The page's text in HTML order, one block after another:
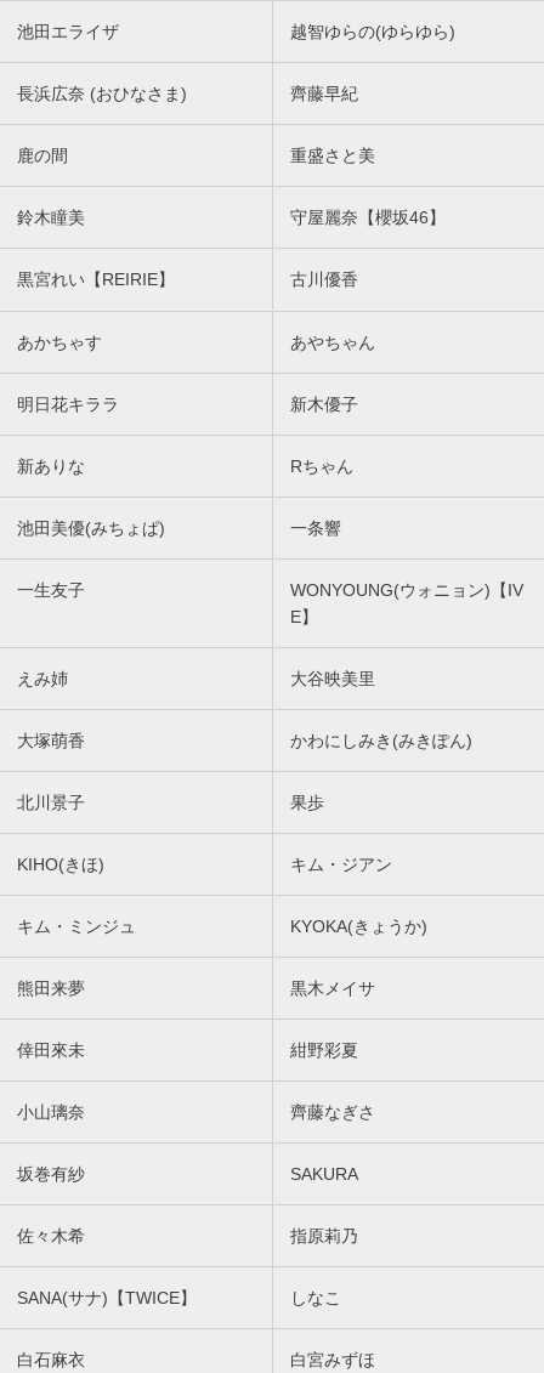
池田エライザ 越智ゆらの(ゆらゆら)
長浜広奈 (おひなさま) 齊藤早紀
鹿の間 重盛さと美
鈴木瞳美 守屋麗奈【櫻坂46】
黒宮れい【REIRIE】 古川優香
あかちゃす あやちゃん
明日花キララ 新木優子
新ありな Rちゃん
池田美優(みちょぱ) 一条響
一生友子
WONYOUNG(ウォニョン)【IV
E】
えみ姉 大谷映美里
大塚萌香 かわにしみき(みきぽん)
北川景子 果歩
KIHO(きほ) キム・ジアン
キム・ミンジュ KYOKA(きょうか)
熊田来夢 黒木メイサ
倖田來未 紺野彩夏
小山璃奈 齊藤なぎさ
坂巻有紗 SAKURA
佐々木希 指原莉乃
SANA(サナ)【TWICE】 しなこ
白石麻衣 白宮みずほ